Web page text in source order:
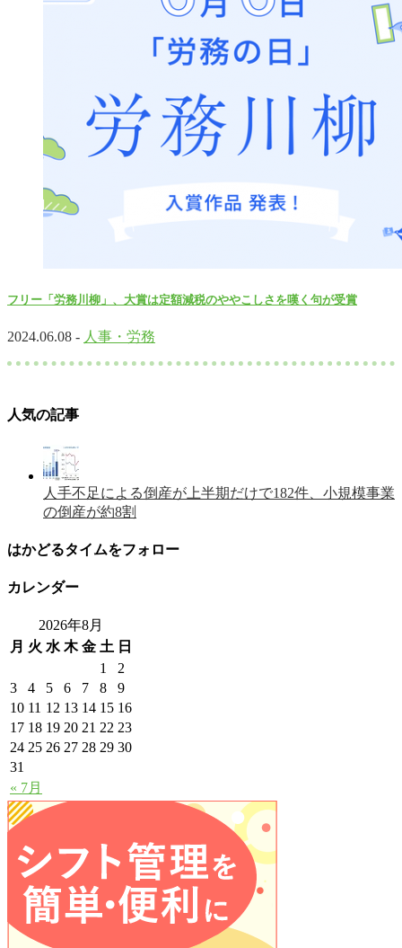
フリー「労務川柳」、大賞は定額減税のややこしさを嘆く句が受賞
2024.06.08 - 人事・労務
人気の記事
人手不足による倒産が上半期だけで182件、小規模事業
の倒産が約8割
はかどるタイムをフォロー
カレンダー
2026年8月
月 火 水 木 金 土 日
« 7月
1
2
3
4 5 6 7 8
9
10 11 12 13 14 15 16
17 18 19 20 21 22 23
24 25 26 27 28 29 30
31